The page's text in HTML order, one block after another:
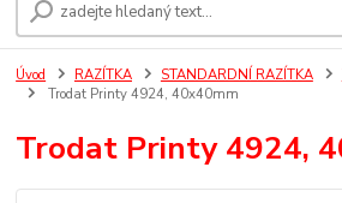
Úvod RAZÍTKA STANDARDNÍ RAZÍTKA
Trodat Printy 4924, 40x40mm
Trodat Printy 4924,